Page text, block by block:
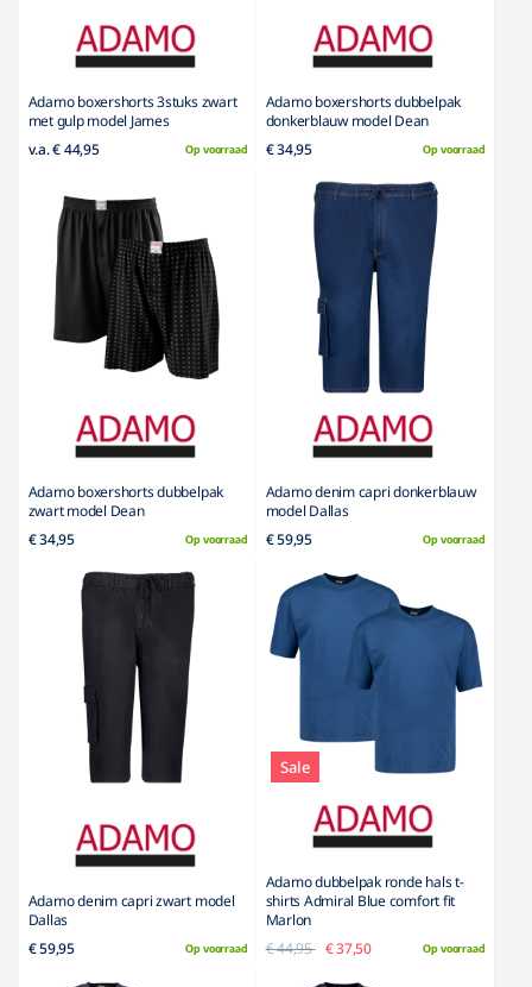
Adamo boxershorts 3stuks zwart
met gulp model James
v.a. € 44,95
Op voorraad
Adamo boxershorts dubbelpak
donkerblauw model Dean
€ 34,95
Op voorraad
Adamo boxershorts dubbelpak
zwart model Dean
€ 34,95
Op voorraad
Adamo denim capri donkerblauw
model Dallas
€ 59,95
Op voorraad
Adamo denim capri zwart model
Dallas
€ 59,95
Op voorraad
Sale
Adamo dubbelpak ronde hals t-
shirts Admiral Blue comfort fit
Marlon
€ 44,95 € 37,50 Op voorraad